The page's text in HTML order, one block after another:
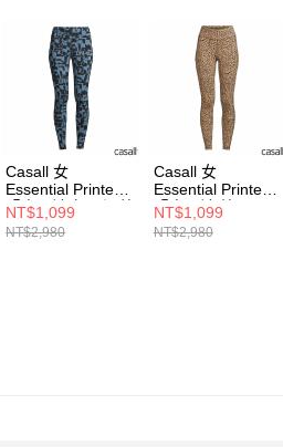
Casall 女
Essential Printed
緊身長褲 無限深藍
NT$1,099
NT$2,980
Casall 女
Essential Printed
緊身長褲 棕
NT$1,099
NT$2,980